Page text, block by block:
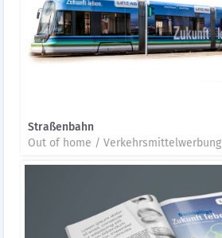
Straßenbahn
Out of home / Verkehrsmittelwerbung